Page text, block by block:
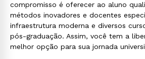
compromisso é oferecer ao aluno
métodos inovadores e docentes
infraestrutura moderna e diversos
pós-graduação. Assim, você tem a
melhor opção para sua jornada